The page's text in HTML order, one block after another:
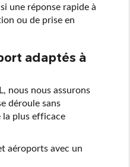
une réponse rapide à
ou de prise en
adaptés à
nous nous assurons
déroule sans
la plus efficace
aéroports avec un